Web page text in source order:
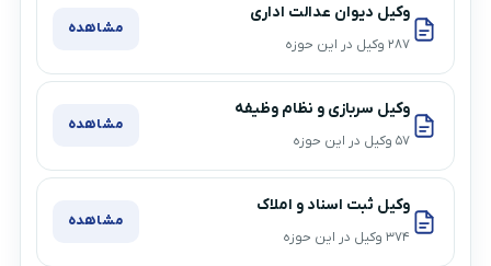
وکیل دیوان عدالت اداری
۲۸۷ وکیل در این حوزه
مشاهده
وکیل سربازی و نظام وظیفه
۵۷ وکیل در این حوزه
مشاهده
وکیل ثبت اسناد و املاک
۳۷۴ وکیل در این حوزه
مشاهده